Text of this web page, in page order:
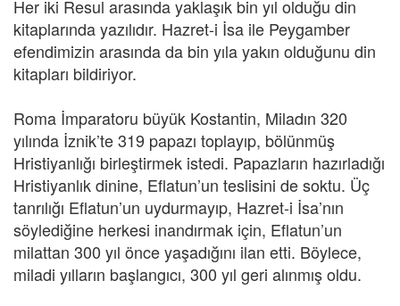
Her iki Resul arasında yaklaşık bin yıl olduğu din
kitaplarında yazılıdır. Hazret-i İsa ile Peygamber
efendimizin arasında da bin yıla yakın olduğunu din
kitapları bildiriyor.
Roma İmparatoru büyük Kostantin, Miladın 320
yılında İznik’te 319 papazı toplayıp, bölünmüş
Hristiyanlığı birleştirmek istedi. Papazların hazırladığı
Hristiyanlık dinine, Eflatun’un teslisini de soktu. Üç
tanrılığı Eflatun’un uydurmayıp, Hazret-i İsa’nın
söylediğine herkesi inandırmak için, Eflatun’un
milattan 300 yıl önce yaşadığını ilan etti. Böylece,
miladi yılların başlangıcı, 300 yıl geri alınmış oldu.